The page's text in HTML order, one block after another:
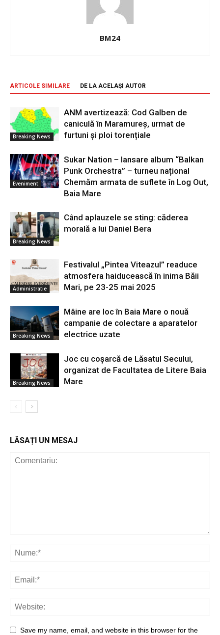
BM24
ARTICOLE SIMILARE DE LA ACELAȘI AUTOR
Breaking News
ANM avertizează: Cod Galben de
caniculă în Maramureș, urmat de
furtuni și ploi torențiale
Eveniment
Sukar Nation – lansare album “Balkan
Punk Orchestra” – turneu național
Chemăm armata de suflete în Log Out,
Baia Mare
Breaking News
Când aplauzele se sting: căderea
morală a lui Daniel Bera
Administratie
Festivalul „Pintea Viteazul” readuce
atmosfera haiducească în inima Băii
Mari, pe 23-25 mai 2025
Breaking News
Mâine are loc în Baia Mare o nouă
campanie de colectare a aparatelor
electrice uzate
Breaking News
Joc cu coșarcă de Lăsatul Secului,
organizat de Facultatea de Litere Baia
Mare
LĂSAȚI UN MESAJ
Save my name, email, and website in this browser for the